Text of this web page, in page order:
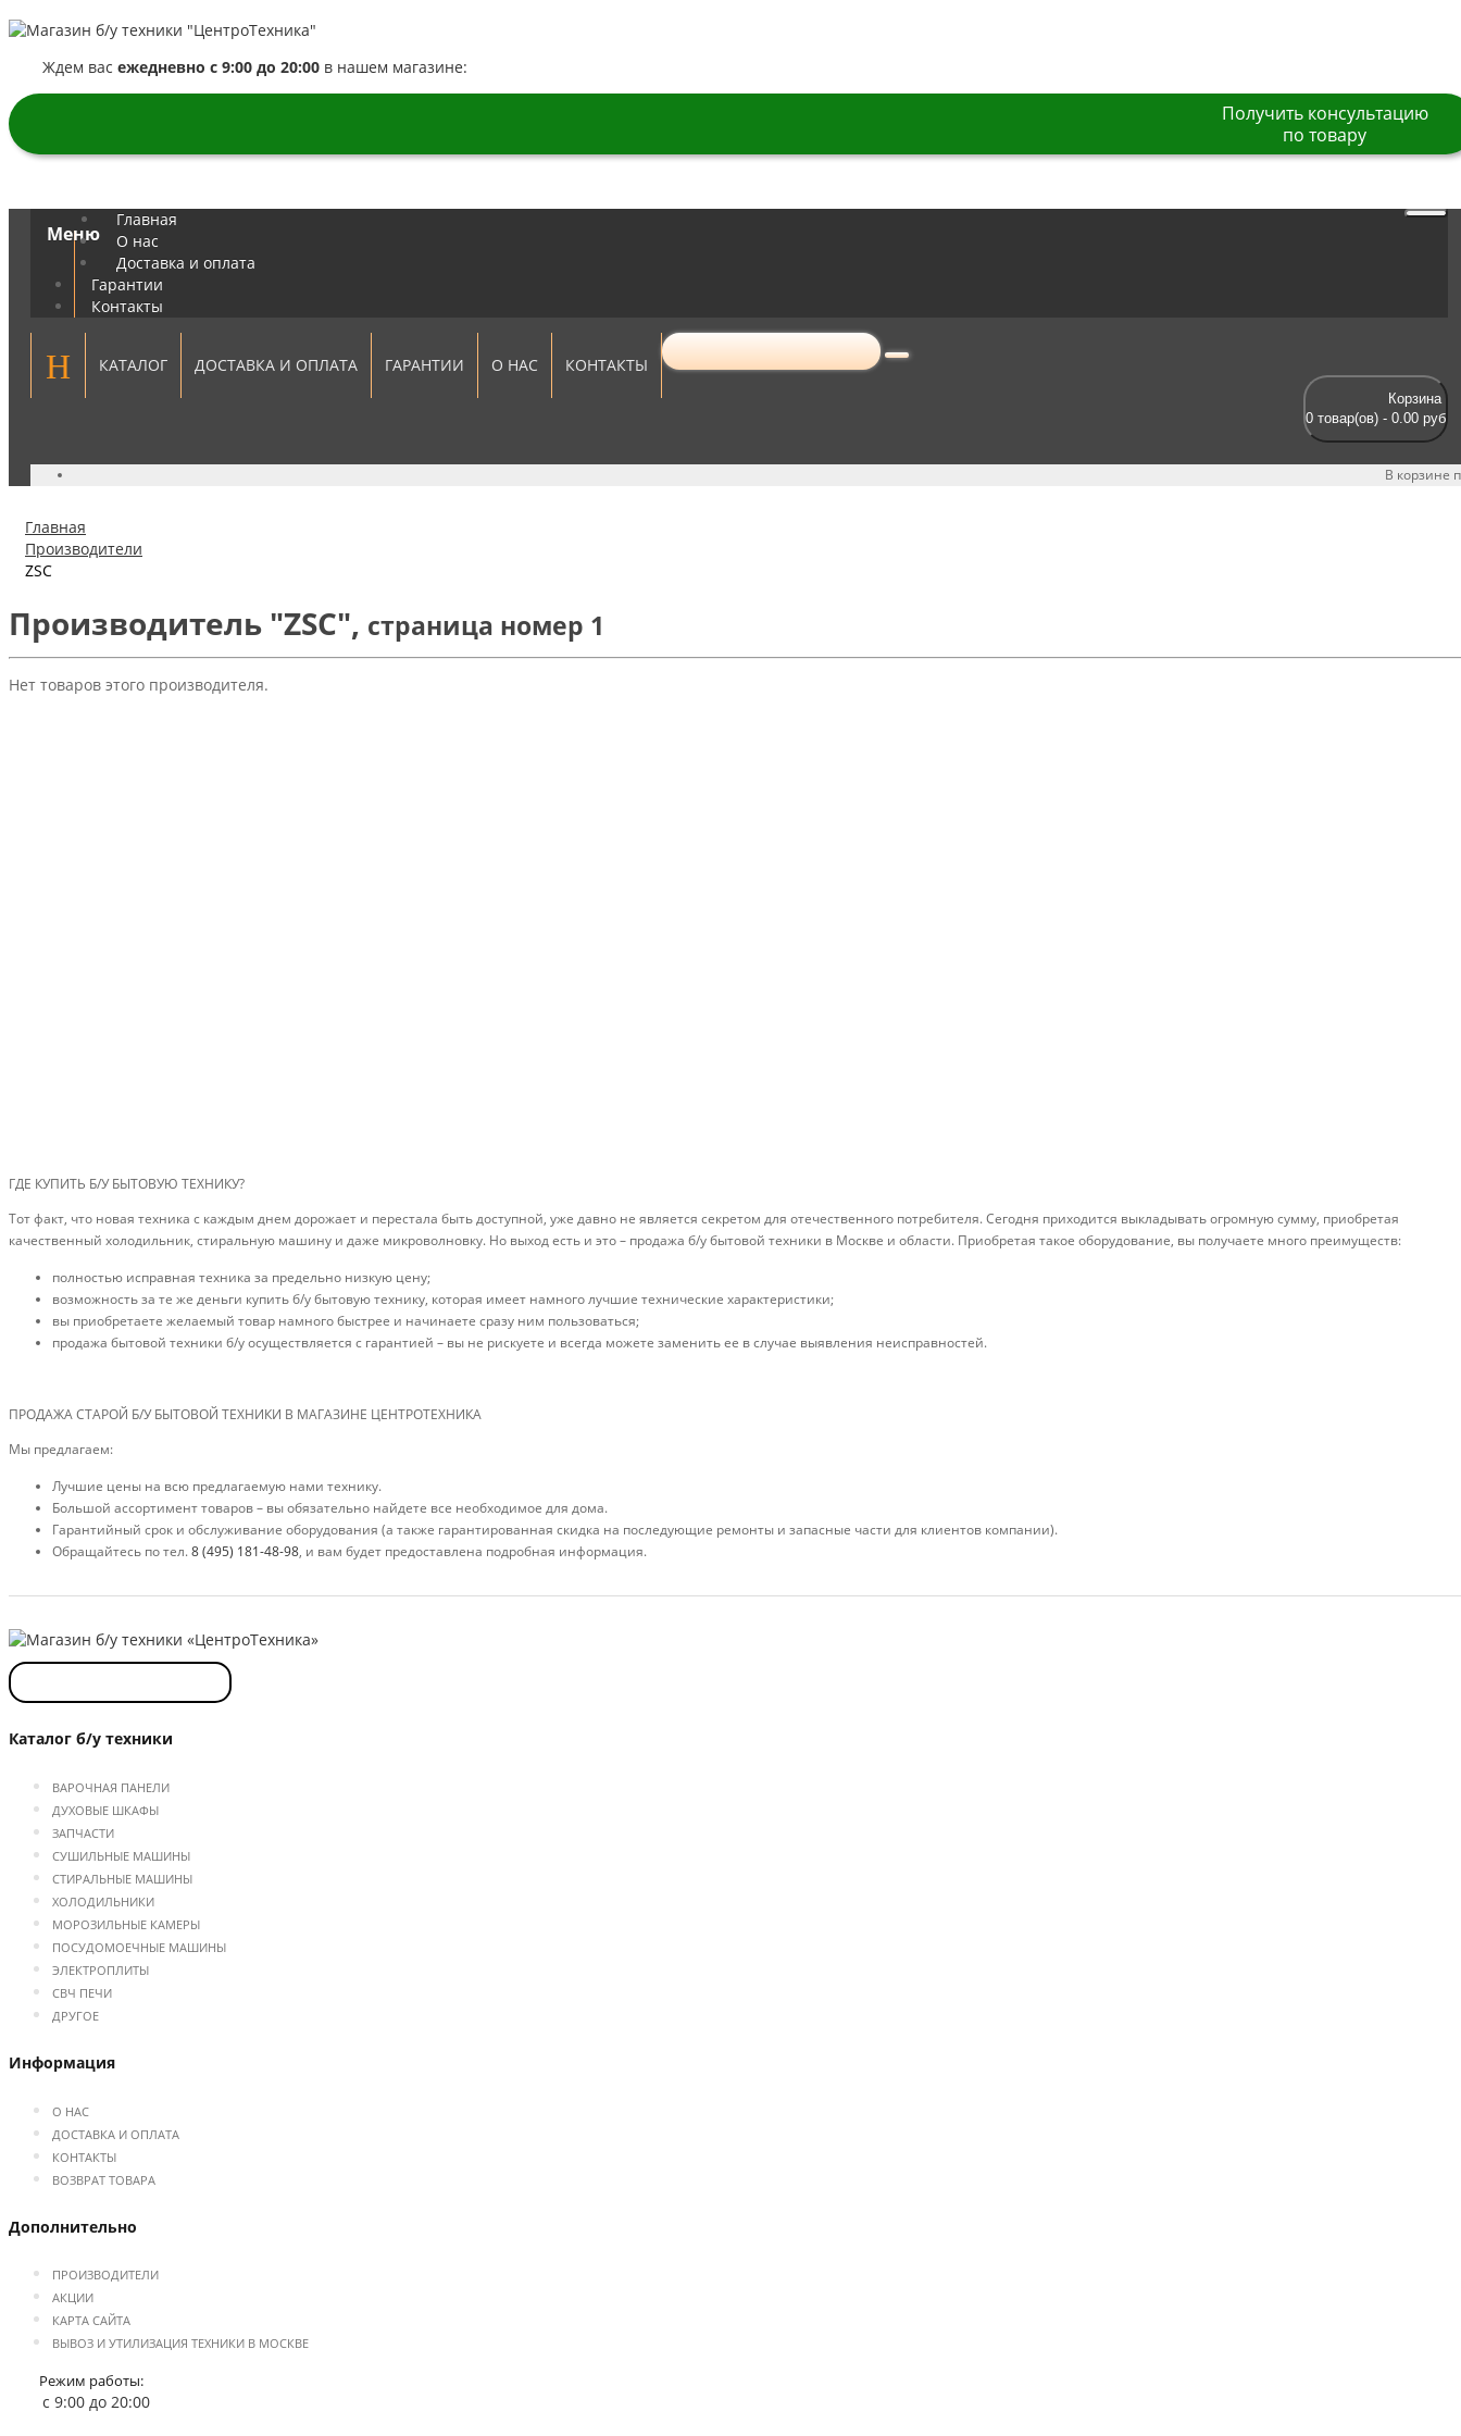
Ждем вас ежедневно с 9:00 до 20:00 в нашем магазине:
Получить консультацию
по товару
Меню
Главная
О нас
Доставка и оплата
Гарантии
Контакты
КАТАЛОГ ДОСТАВКА И ОПЛАТА ГАРАНТИИ О НАС КОНТАКТЫ
Корзина
0 товар(ов) - 0.00 руб
В корзине
Главная
Производители
ZSC
Производитель "ZSC", страница номер 1
Нет товаров этого производителя.
ГДЕ КУПИТЬ Б/У БЫТОВУЮ ТЕХНИКУ?
Тот факт, что новая техника с каждым днем дорожает и перестала быть доступной, уже давно не является секретом для отечественного потребителя. Сегодня приходится выкладывать огромную сумму, приобретая
качественный холодильник, стиральную машину и даже микроволновку. Но выход есть и это – продажа б/у бытовой техники в Москве и области. Приобретая такое оборудование, вы получаете много преимуществ:
полностью исправная техника за предельно низкую цену;
возможность за те же деньги купить б/у бытовую технику, которая имеет намного лучшие технические характеристики;
вы приобретаете желаемый товар намного быстрее и начинаете сразу ним пользоваться;
продажа бытовой техники б/у осуществляется с гарантией – вы не рискуете и всегда можете заменить ее в случае выявления неисправностей.
ПРОДАЖА СТАРОЙ Б/У БЫТОВОЙ ТЕХНИКИ В МАГАЗИНЕ ЦЕНТРОТЕХНИКА
Мы предлагаем:
Лучшие цены на всю предлагаемую нами технику.
Большой ассортимент товаров – вы обязательно найдете все необходимое для дома.
Гарантийный срок и обслуживание оборудования (а также гарантированная скидка на последующие ремонты и запасные части для клиентов компании).
Обращайтесь по тел.8 (495) 181-48-98, и вам будет предоставлена подробная информация.
Каталог б/у техники
ВАРОЧНАЯ ПАНЕЛИ
ДУХОВЫЕ ШКАФЫ
ЗАПЧАСТИ
СУШИЛЬНЫЕ МАШИНЫ
СТИРАЛЬНЫЕ МАШИНЫ
ХОЛОДИЛЬНИКИ
МОРОЗИЛЬНЫЕ КАМЕРЫ
ПОСУДОМОЕЧНЫЕ МАШИНЫ
ЭЛЕКТРОПЛИТЫ
СВЧ ПЕЧИ
ДРУГОЕ
Информация
О НАС
ДОСТАВКА И ОПЛАТА
КОНТАКТЫ
ВОЗВРАТ ТОВАРА
Дополнительно
ПРОИЗВОДИТЕЛИ
АКЦИИ
КАРТА САЙТА
ВЫВОЗ И УТИЛИЗАЦИЯ ТЕХНИКИ В МОСКВЕ
Режим работы:
с 9:00 до 20:00